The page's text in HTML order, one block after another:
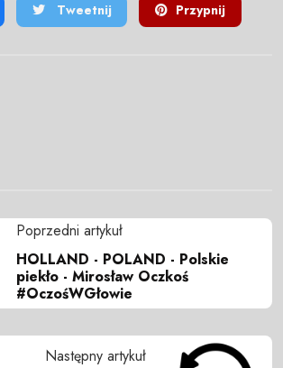
Tweetnij Przypnij
Poprzedni artykuł
HOLLAND - POLAND - Polskie
piekło - Mirosław Oczkoś
#OczośWGłowie
Następny artykuł